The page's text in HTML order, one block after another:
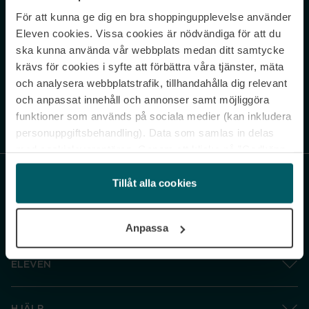
För att kunna ge dig en bra shoppingupplevelse använder
Eleven cookies. Vissa cookies är nödvändiga för att du
ska kunna använda vår webbplats medan ditt samtycke
krävs för cookies i syfte att förbättra våra tjänster, mäta
och analysera webbplatstrafik, tillhandahålla dig relevant
och anpassat innehåll och annonser samt möjliggöra
funktioner som används på sociala medier (kan inkludera
personuppgiftsbehandling). Data som samlas in delas
och gå vidare” accepterar du samtliga cookies medan du
under ”Inställningar” kan anpassa användningen av
cookies. Du kan återkalla ditt samtycke när som helst.
Tillåt alla cookies
Anpassa
Never miss a beat.
Sign up to our newsletter.
Genom att prenumerera accepterar du vår Integritetspolicy. Avprenumerera
ELEVEN